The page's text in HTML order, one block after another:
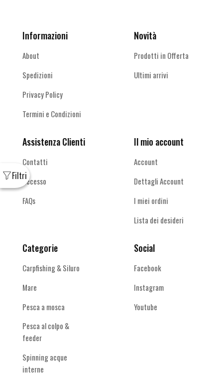
Informazioni
About
Spedizioni
Privacy Policy
Termini e Condizioni
Novità
Prodotti in Offerta
Ultimi arrivi
Assistenza Clienti
Contatti
Recesso
FAQs
Il mio account
Account
Dettagli Account
I miei ordini
Lista dei desideri
Categorie
Carpfishing & Siluro
Mare
Pesca a mosca
Pesca al colpo &
feeder
Spinning acque
interne
Social
Facebook
Instagram
Youtube